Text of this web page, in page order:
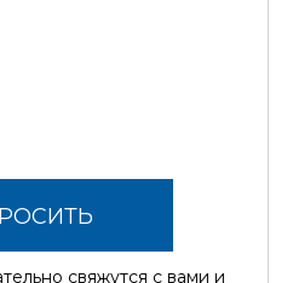
свяжутся с вами и